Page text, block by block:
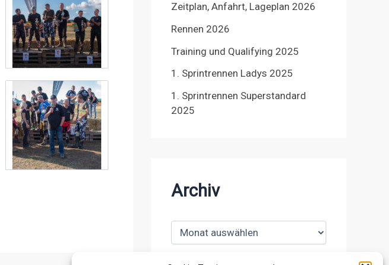
Zeitplan, Anfahrt, Lageplan 2026
Rennen 2026
Training und Qualifying 2025
1. Sprintrennen Ladys 2025
1. Sprintrennen Superstandard
2025
Archiv